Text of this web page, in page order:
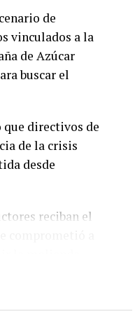
de
vinculados a la
de Azúcar
buscar el
que directivos de
de la crisis
desde
reciban el
la molienda.
la